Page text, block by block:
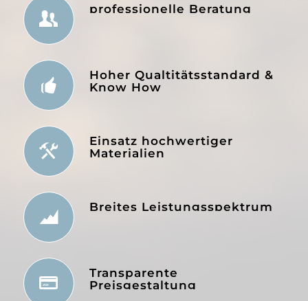
professionelle Beratung
Hoher Qualtitätsstandard &
Know How
Einsatz hochwertiger
Materialien
Breites Leistungsspektrum
Transparente
Preisgestaltung